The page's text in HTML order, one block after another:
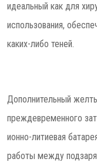
идеальный как для
использования,
каких-либо теней.
Дополнительный
преждевременного
ионно-литиевая
работы между